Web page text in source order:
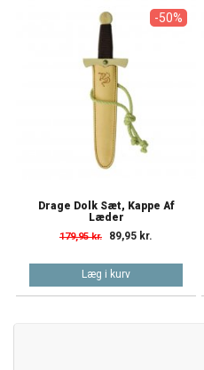
-50%
Drage Dolk Sæt, Kappe Af
Læder
179,95 kr. 89,95 kr.
Læg i kurv